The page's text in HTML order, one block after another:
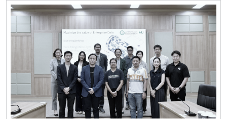
มหาวิทยาลัยเข้าร่วมการอบรมอย่างพร้อมเพรียงในการนี้ ได้รับ
เกียรติจาก รองศาสตราจารย์จักรพงษ์ พิมพ์พิมล รอง
อธิการบดี เป็นประธานในพิธีกล่าวเปิดโครงการ พร้อมมอบ
นโยบายและแนวทางการดำเนินงานด้านการเงินและงบประมาณ
เพื่อส่งเสริมให้หน่วยงานมีความรู้ความเข้าใจในการจัดทำรายงาน
ทางการเงินและการบริหารจัดการข้อมูลต้นทุนที่ถูกต้อง สามารถ
นำไปใช้ประโยชน์ในการวางแผนและตัดสินใจเชิงบริหารได้อย่างมี
ประสิทธิภาพการอบรมภาคเช้าได้รับเกียรติจาก ผู้ช่วยศาสตรา
จารย์อัชญา ไพคำนาม เป็นวิทยากรบรรยายในหัวข้อ “การ
คำนวณต้นทุนผลผลิตของมหาวิทยาลัย” โดยถ่ายทอดองค์ความรู้